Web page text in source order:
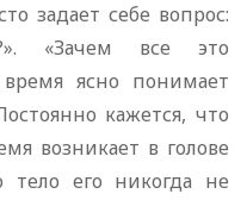
задает себе вопрос:
«Зачем все это
ясно понимает
кажется, что
возникает в голове
тело его никогда не